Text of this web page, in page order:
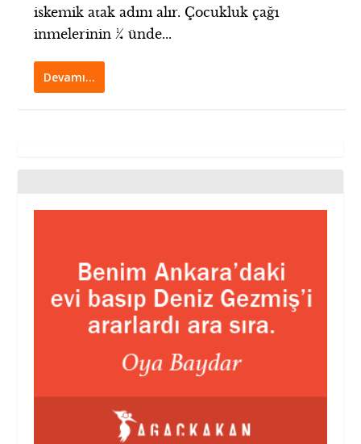
iskemik atak adını alır. Çocukluk çağı
inmelerinin ¼ ünde...
Devamı…